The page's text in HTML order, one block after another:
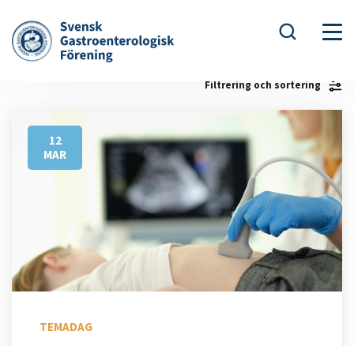
Filtrering och sortering
12
MAR
TEMADAG